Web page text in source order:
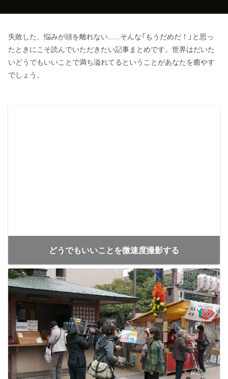
失敗した、悩みが頭を離れない……そんな「もうだめだ！」と思っ
たときにこそ読んでいただきたい記事まとめです。世界はだいた
いどうでもいいことで満ち溢れてるということがあなたを癒やす
でしょう。
どうでもいいことを微速度撮影する